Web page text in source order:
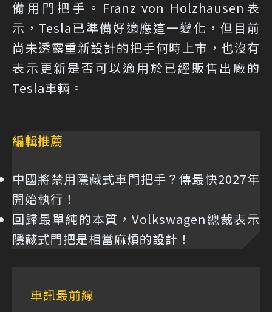
備用門把手。Franz von Holzhausen表
示，Tesla已準備好適應這一變化，但目前
尚未透露重新設計的把手何時上市，也沒有
表示更新是否可以適用於已經販售出廠的
Tesla車輛。
編輯推薦
中國將禁用隱藏式車門把手？傳最快2027年
開始執行！
回歸最單純的本質，Volkswagen總裁表示
隱藏式門把是相當麻煩的設計！
車訊最前線